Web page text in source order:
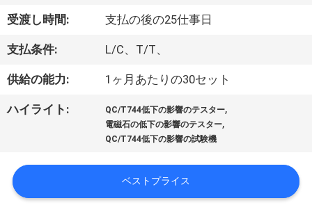
い
て
工
場
行
受渡し時間: 支払の後の25仕事日
支払条件: L/C、T/T、
供給の能力: 1ヶ月あたりの30セット
ハイライト: QC/T744低下の影響のテスター,
電磁石の低下の影響のテスター,
QC/T744低下の影響の試験機
ベストプライス